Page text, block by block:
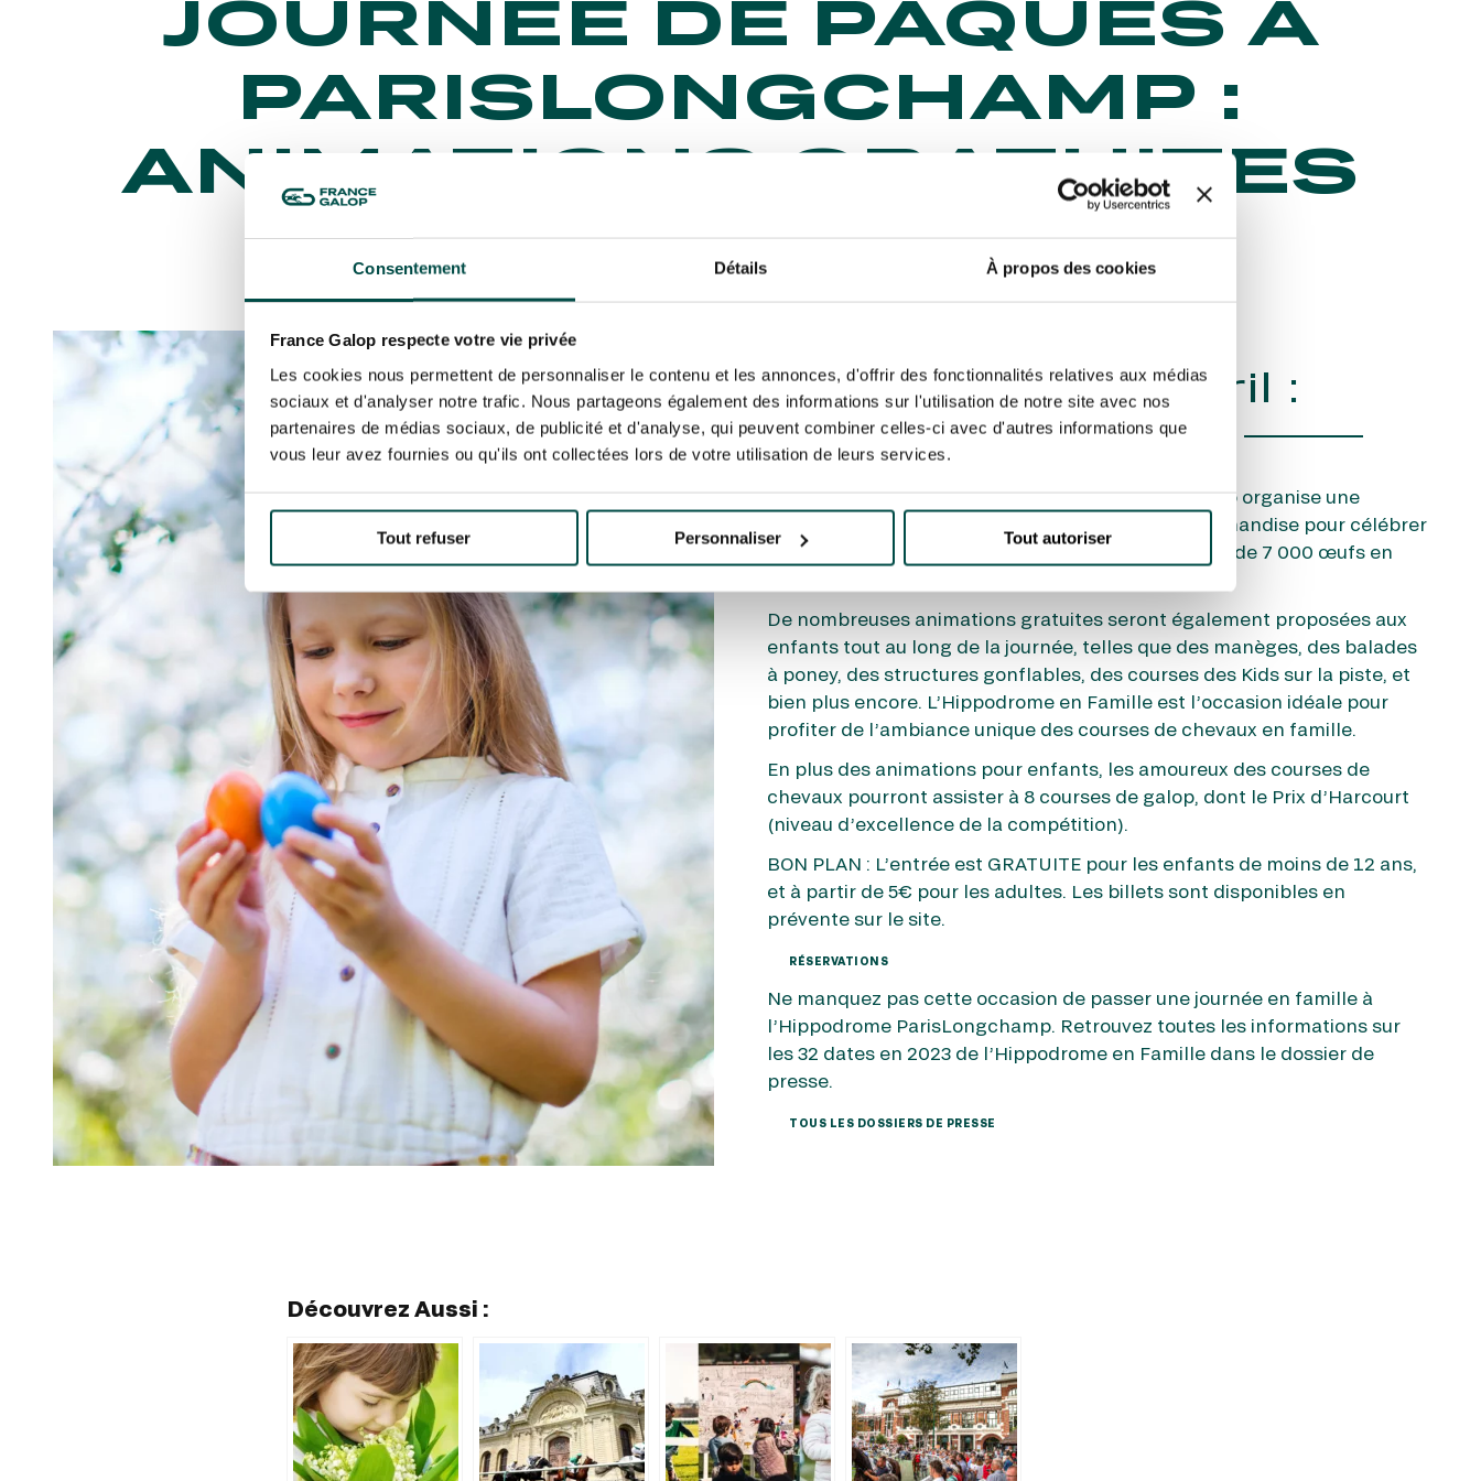
Consentement Détails À propos des cookies
France Galop respecte votre vie privée
Les cookies nous permettent de personnaliser le contenu et les annonces, d'offrir des fonctionnalités relatives aux médias
sociaux et d'analyser notre trafic. Nous partageons également des informations sur l'utilisation de notre site avec nos
partenaires de médias sociaux, de publicité et d'analyse, qui peuvent combiner celles-ci avec d'autres informations que
vous leur avez fournies ou qu'ils ont collectées lors de votre utilisation de leurs services.
Tout refuser Personnaliser Tout autoriser
JOURNÉE DE PÂQUES À
PARISLONGCHAMP :
ANIMATIONS GRATUITES
POUR TOUS !
Dimanche 9 avril :
Spécial Pâques
Le dimanche 9 avril, l’Hippodrome ParisLongchamp organise une
journée de courses placée sous le signe de la gourmandise pour célébrer
Pâques. Les enfants présents se verront offrir près de 7 000 œufs en
De nombreuses animations gratuites seront également proposées aux
enfants tout au long de la journée, telles que des manèges, des balades
à poney, des structures gonflables, des courses des Kids sur la piste, et
bien plus encore. L’Hippodrome en Famille est l’occasion idéale pour
profiter de l’ambiance unique des courses de chevaux en famille.
En plus des animations pour enfants, les amoureux des courses de
chevaux pourront assister à 8 courses de galop, dont le Prix d’Harcourt
(niveau d’excellence de la compétition).
BON PLAN : L’entrée est GRATUITE pour les enfants de moins de 12 ans,
et à partir de 5€ pour les adultes. Les billets sont disponibles en
prévente sur le site.
RÉSERVATIONS
Ne manquez pas cette occasion de passer une journée en famille à
l’Hippodrome ParisLongchamp. Retrouvez toutes les informations sur
les 32 dates en 2023 de l’Hippodrome en Famille dans le dossier de
presse.
TOUS LES DOSSIERS DE PRESSE
Découvrez Aussi :